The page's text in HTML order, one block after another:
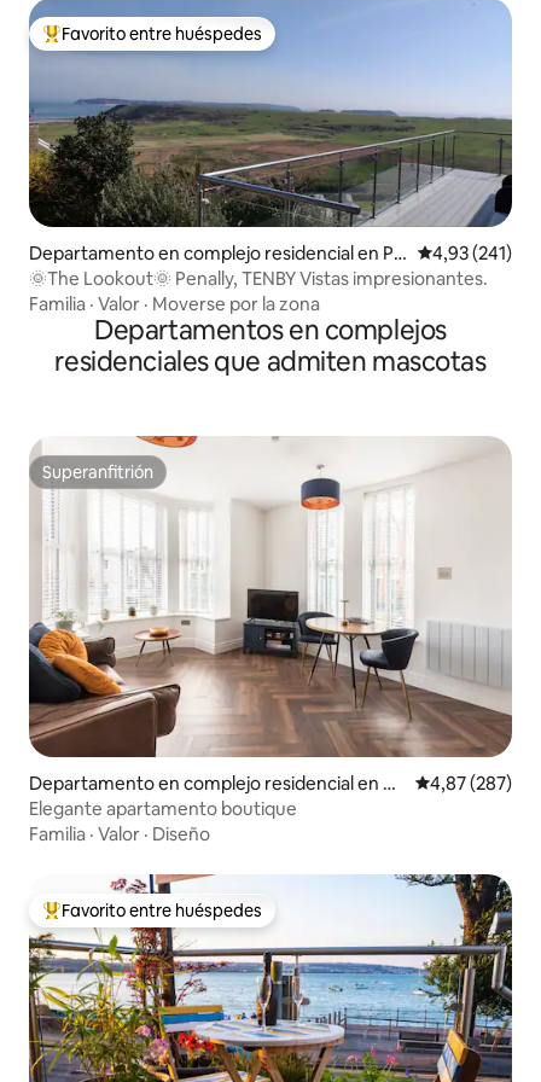
Favorito entre los huéspedes más destacados
Favorito entre huéspedes
Departamento en complejo residencial en Pe
nally
Calificación
4,93 (241)
🌞The Lookout🌞 Penally, TENBY Vistas impresionantes.
Familia · Valor · Moverse por la zona
Departamentos en complejos
residenciales que admiten mascotas
Superanfitrión
Superanfitrión
Departamento en complejo residencial en C
olwyn Bay
Calificación
4,87 (287)
Elegante apartamento boutique
Familia · Valor · Diseño
Favorito entre los huéspedes más destacados
Favorito entre huéspedes